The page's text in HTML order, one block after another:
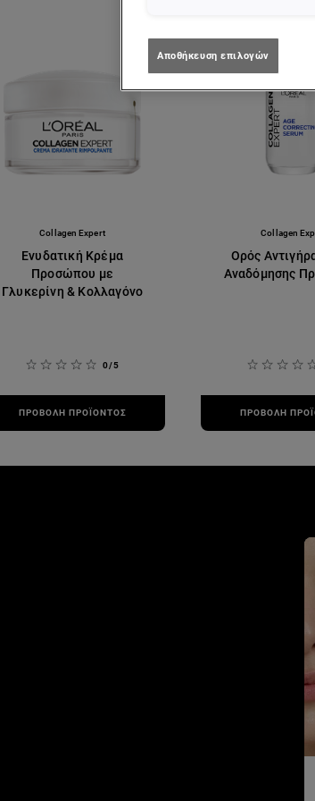
Collagen Expert
Ενυδατική Κρέμα
Προσώπου με
Γλυκερίνη & Κολλαγόνο
0/5
ΠΡΟΒΟΛΉ ΠΡΟΪΌΝΤΟΣ
Collagen
Ορός
Αναδόμησης
ΠΡΟΒΟΛΉ
Αποθήκευση επιλογών